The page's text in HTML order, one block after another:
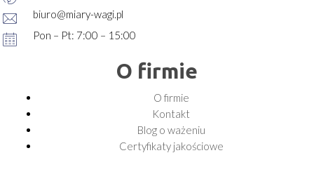
biuro@miary-wagi.pl
Pon – Pt: 7:00 – 15:00
O firmie
O firmie
Kontakt
Blog o ważeniu
Certyfikaty jakościowe